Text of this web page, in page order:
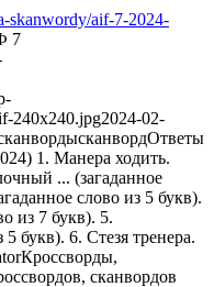
skanwordy/aif-7-2024-
7
240x240.jpg2024-02-
сканвордОтветы
1. Манера ходить.
... (загаданное
слово из 5 букв).
из 7 букв). 5.
букв). 6. Стезя тренера.
Кроссворды,